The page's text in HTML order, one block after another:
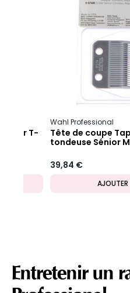
T-
Wahl Professional
Tête de coupe
tondeuse Sénior
39,84 €
AJOUTER
Entretenir un